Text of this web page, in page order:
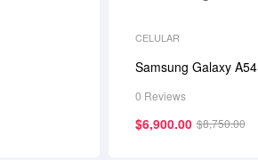
CELULAR
Samsung Galaxy A54
0 Reviews
$8,750.00
$6,900.00